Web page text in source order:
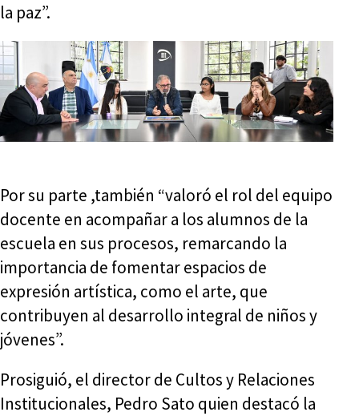
la paz”.
Por su parte ,también “valoró el rol del equipo
docente en acompañar a los alumnos de la
escuela en sus procesos, remarcando la
importancia de fomentar espacios de
expresión artística, como el arte, que
contribuyen al desarrollo integral de niños y
jóvenes”.
Prosiguió, el director de Cultos y Relaciones
Institucionales, Pedro Sato quien destacó la